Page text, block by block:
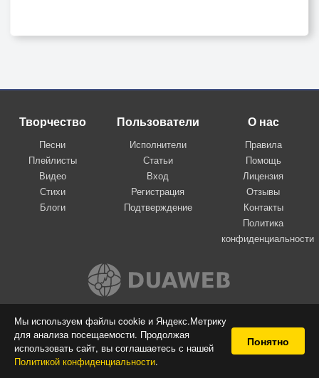
Мы используем файлы cookie и Яндекс.Метрику
для анализа посещаемости. Продолжая
использовать сайт, вы соглашаетесь с нашей
Политикой конфиденциальности.
Понятно
Творчество
Песни
Плейлисты
Видео
Стихи
Блоги
Пользователи
Исполнители
Статьи
Вход
Регистрация
Подтверждение
О нас
Правила
Помощь
Лицензия
Отзывы
Контакты
Политика
конфиденциальности
Вконтакте
© 2009-2026 Я-пою
Музыкальный сайт самовыражения